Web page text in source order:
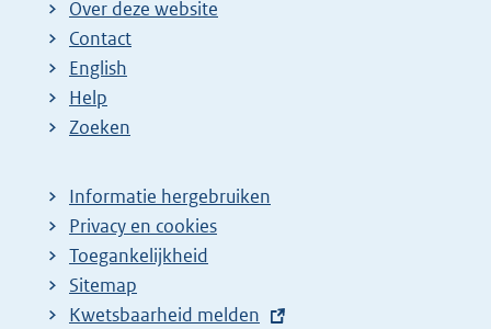
Over deze website
Contact
English
Help
Zoeken
Informatie hergebruiken
Privacy en cookies
Toegankelijkheid
Sitemap
E
Kwetsbaarheid melden